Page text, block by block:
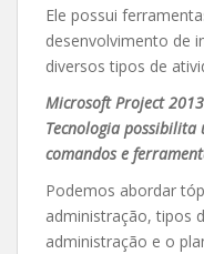
Ele possui
desenvolvimento de
diversos tipos de
Microsoft Project
Tecnologia possibilita
comandos e
Podemos abordar
administração, tipos
administração e o